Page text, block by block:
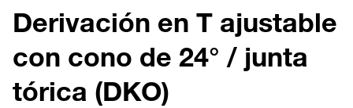
Derivación en T ajustable
con cono de 24° / junta
tórica (DKO)